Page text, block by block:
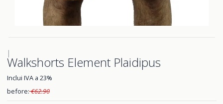
|
Walkshorts Element Plaidipus
Inclui IVA a 23%
before:€62.90